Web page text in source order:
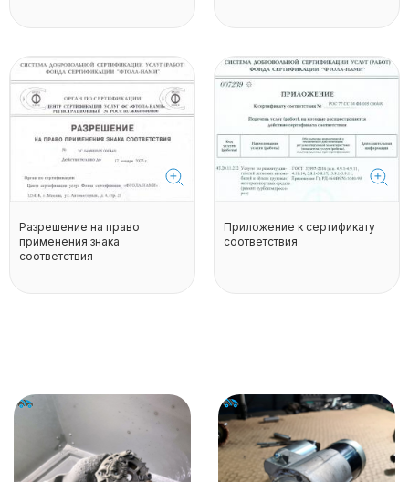
Разрешение на право
применения знака
соответствия
Приложение к сертификату
соответствия